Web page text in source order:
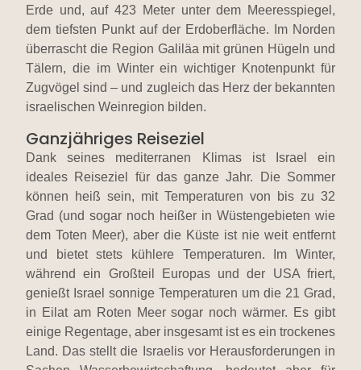
Erde und, auf 423 Meter unter dem Meeresspiegel,
dem tiefsten Punkt auf der Erdoberfläche. Im Norden
überrascht die Region Galiläa mit grünen Hügeln und
Tälern, die im Winter ein wichtiger Knotenpunkt für
Zugvögel sind – und zugleich das Herz der bekannten
israelischen Weinregion bilden.
Ganzjähriges Reiseziel
Dank seines mediterranen Klimas ist Israel ein
ideales Reiseziel für das ganze Jahr. Die Sommer
können heiß sein, mit Temperaturen von bis zu 32
Grad (und sogar noch heißer in Wüstengebieten wie
dem Toten Meer), aber die Küste ist nie weit entfernt
und bietet stets kühlere Temperaturen. Im Winter,
während ein Großteil Europas und der USA friert,
genießt Israel sonnige Temperaturen um die 21 Grad,
in Eilat am Roten Meer sogar noch wärmer. Es gibt
einige Regentage, aber insgesamt ist es ein trockenes
Land. Das stellt die Israelis vor Herausforderungen in